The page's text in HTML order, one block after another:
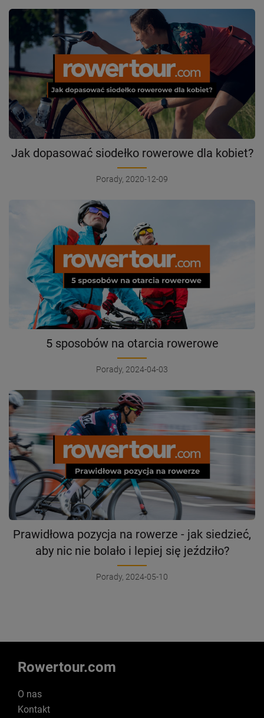
Jak dopasować siodełko rowerowe dla kobiet?
Porady, 2020-12-09
5 sposobów na otarcia rowerowe
Porady, 2024-04-03
Prawidłowa pozycja na rowerze - jak siedzieć,
aby nic nie bolało i lepiej się jeździło?
Porady, 2024-05-10
Rowertour.com
O nas
Kontakt